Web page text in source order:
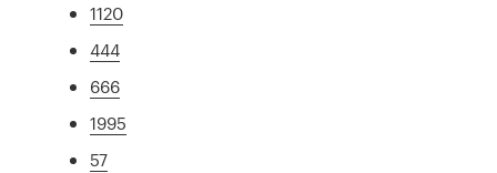
1120
444
666
1995
57